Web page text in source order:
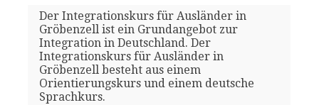
Der Integrationskurs für Ausländer in
Gröbenzell ist ein Grundangebot zur
Integration in Deutschland. Der
Integrationskurs für Ausländer in
Gröbenzell besteht aus einem
Orientierungskurs und einem deutsche
Sprachkurs.